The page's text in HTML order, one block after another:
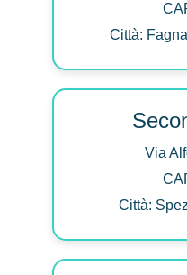
Città:
Via
Città: